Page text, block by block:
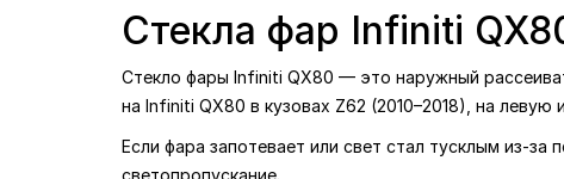
Стекла фар Infiniti
Стекло фары Infiniti QX80 — это наружный
на Infiniti QX80 в кузовах Z62 (2010–2018), на
Если фара запотевает или свет стал тусклым из-
светопропускание.